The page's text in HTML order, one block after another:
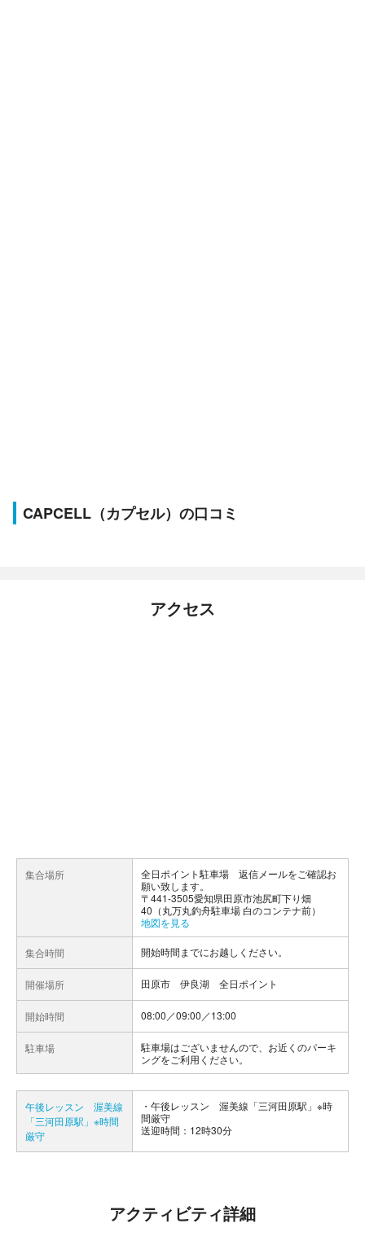
CAPCELL（カプセル）の口コミ
アクセス
集合場所
全日ポイント駐車場 返信メールをご確認お
願い致します。
〒441-3505愛知県田原市池尻町下り畑
40（丸万丸釣舟駐車場 白のコンテナ前）
地図を見る
集合時間 開始時間までにお越しください。
開催場所 田原市 伊良湖 全日ポイント
開始時間 08:00／09:00／13:00
駐車場
駐車場はございませんので、お近くのパーキ
ングをご利用ください。
午後レッスン 渥美線
「三河田原駅」※時間
厳守
午後レッスン 渥美線「三河田原駅」※時
間厳守
送迎時間：12時30分
アクティビティ詳細